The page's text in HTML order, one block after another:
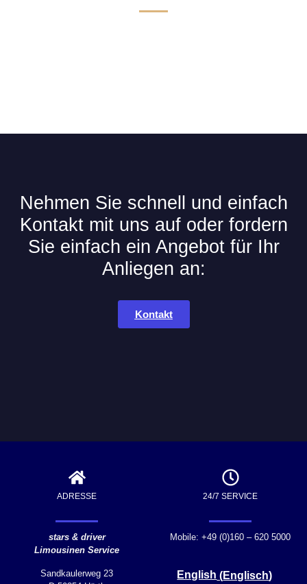
Nehmen Sie schnell und einfach
Kontakt mit uns auf oder fordern
Sie einfach ein Angebot für Ihr
Anliegen an:
Kontakt
ADRESSE
stars & driver
Limousinen Service
Sandkaulerweg 23
24/7 SERVICE
Mobile: +49 (0)160 – 620 5000
English (Englisch)